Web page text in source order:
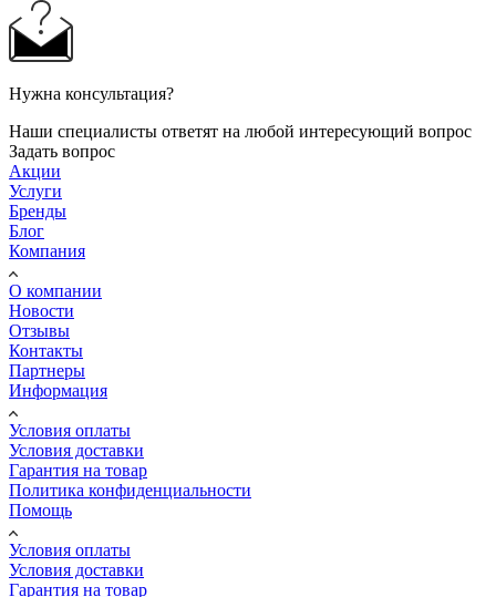
Нужна консультация?
Наши специалисты ответят на любой интересующий вопрос
Задать вопрос
Акции
Услуги
Бренды
Блог
Компания
О компании
Новости
Отзывы
Контакты
Партнеры
Информация
Условия оплаты
Условия доставки
Гарантия на товар
Политика конфиденциальности
Помощь
Условия оплаты
Условия доставки
Гарантия на товар